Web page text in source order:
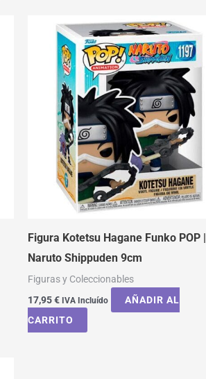
Figura Kotetsu Hagane Funko POP |
Naruto Shippuden 9cm
Figuras y Coleccionables
17,95€ IVA Incluído
AÑADIR AL
CARRITO